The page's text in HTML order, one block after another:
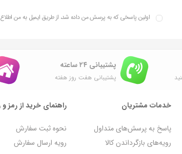
اولین پاسخی که به پرسش من داده شد، از طریق ایمیل به من
پشتیبانی ۲۴ ساعته
پشتیبانی هفت روز هفته
خدمات مشتریان
پاسخ به پرسش‌های متداول
رویه‌های بازگرداندن کالا
راهنمای خرید از رمز و
نحوه ثبت سفارش
رویه ارسال سفارش